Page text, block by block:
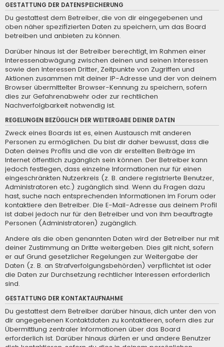
GESTATTUNG DER DATENSPEICHERUNG
Du gestattest dem Betreiber, die von dir eingegebenen und
oben näher spezifizierten Daten zu speichern, um das Board
betreiben und anbieten zu können.
Darüber hinaus ist der Betreiber berechtigt, im Rahmen einer
Interessenabwägung zwischen deinen und seinen Interessen
sowie den Interessen Dritter, Zeitpunkte von Zugriffen und
Aktionen zusammen mit deiner IP-Adresse und der von deinem
Browser übermittelter Browser-Kennung zu speichern, sofern
dies zur Gefahrenabwehr oder zur rechtlichen
Nachverfolgbarkeit notwendig ist.
REGELUNGEN BEZÜGLICH DER WEITERGABE DEINER DATEN
Zweck eines Boards ist es, einen Austausch mit anderen
Personen zu ermöglichen. Du bist dir daher bewusst, dass die
Daten deines Profils und die von dir erstellten Beiträge im
Internet öffentlich zugänglich sein können. Der Betreiber kann
jedoch festlegen, dass einzelne Informationen nur für einen
eingeschränkten Nutzerkreis (z. B. andere registrierte Benutzer,
Administratoren etc.) zugänglich sind. Wenn du Fragen dazu
hast, suche nach entsprechenden Informationen im Forum oder
kontaktiere den Betreiber. Die E-Mail-Adresse aus deinem Profil
ist dabei jedoch nur für den Betreiber und von ihm beauftragte
Personen (Administratoren) zugänglich.
Andere als die oben genannten Daten wird der Betreiber nur mit
deiner Zustimmung an Dritte weitergeben. Dies gilt nicht, sofern
er auf Grund gesetzlicher Regelungen zur Weitergabe der
Daten (z. B. an Strafverfolgungsbehörden) verpflichtet ist oder
die Daten zur Durchsetzung rechtlicher Interessen erforderlich
sind.
GESTATTUNG DER KONTAKTAUFNAHME
Du gestattest dem Betreiber darüber hinaus, dich unter den von
dir angegebenen Kontaktdaten zu kontaktieren, sofern dies zur
Übermittlung zentraler Informationen über das Board
erforderlich ist. Darüber hinaus dürfen er und andere Benutzer